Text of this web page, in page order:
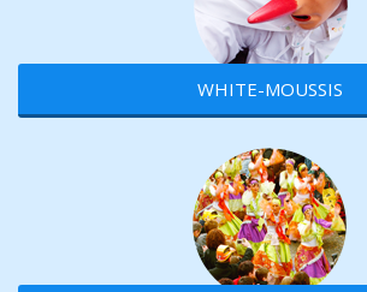
WHITE-MOUSSIS